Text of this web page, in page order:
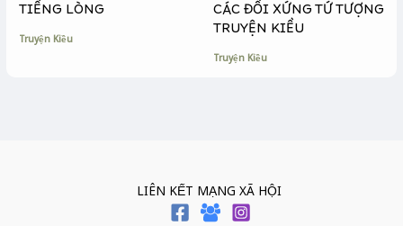
TIẾNG LÒNG
Truyện Kiều
CÁC ĐỐI XỨNG TỨ TƯỢNG
TRUYỆN KIỀU
Truyện Kiều
LIÊN KẾT MẠNG XÃ HỘI